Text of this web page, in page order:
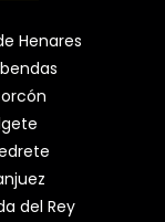
Henares
del Rey